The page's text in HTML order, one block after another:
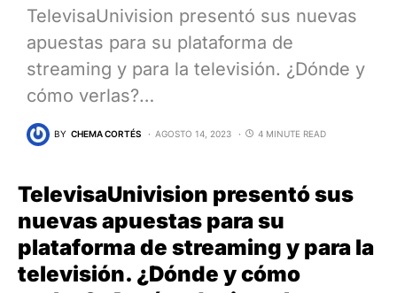
TelevisaUnivision presentó sus nuevas
apuestas para su plataforma de
streaming y para la televisión. ¿Dónde y
cómo verlas?…
BY CHEMA CORTÉS AGOSTO 14, 2023 4 MINUTE READ
TelevisaUnivision presentó sus
nuevas apuestas para su
plataforma de streaming y para la
televisión. ¿Dónde y cómo